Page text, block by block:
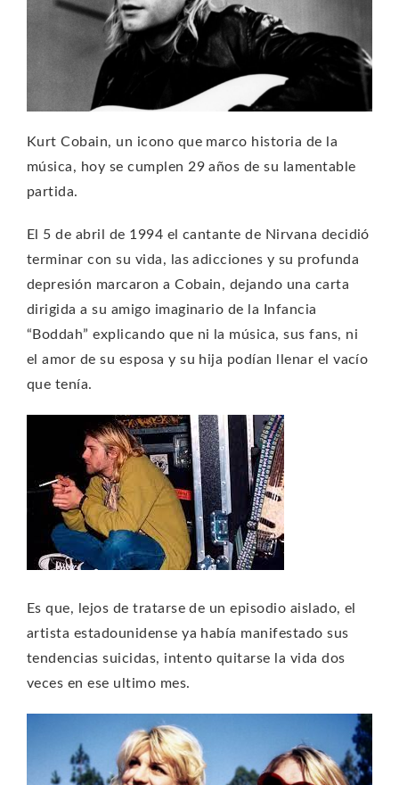
Kurt Cobain, un icono que marco historia de la
música, hoy se cumplen 29 años de su lamentable
partida.
El 5 de abril de 1994 el cantante de Nirvana decidió
terminar con su vida, las adicciones y su profunda
depresión marcaron a Cobain, dejando una carta
dirigida a su amigo imaginario de la Infancia
“Boddah” explicando que ni la música, sus fans, ni
el amor de su esposa y su hija podían llenar el vacío
que tenía.
Es que, lejos de tratarse de un episodio aislado, el
artista estadounidense ya había manifestado sus
tendencias suicidas, intento quitarse la vida dos
veces en ese ultimo mes.